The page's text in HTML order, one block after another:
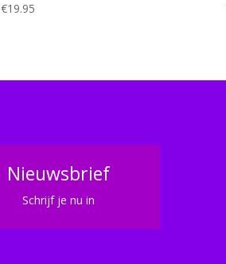
€19.95
Nieuwsbrief
Schrijf je nu in